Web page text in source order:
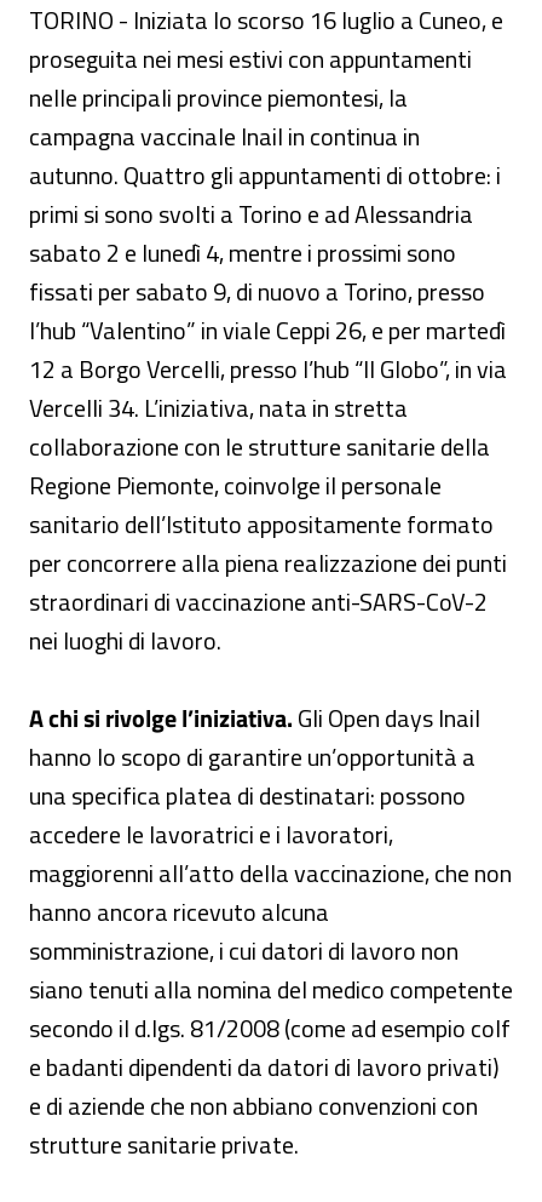
TORINO - Iniziata lo scorso 16 luglio a Cuneo, e
proseguita nei mesi estivi con appuntamenti
nelle principali province piemontesi, la
campagna vaccinale Inail in continua in
autunno. Quattro gli appuntamenti di ottobre: i
primi si sono svolti a Torino e ad Alessandria
sabato 2 e lunedì 4, mentre i prossimi sono
fissati per sabato 9, di nuovo a Torino, presso
l’hub “Valentino” in viale Ceppi 26, e per martedì
12 a Borgo Vercelli, presso l’hub “Il Globo”, in via
Vercelli 34. L’iniziativa, nata in stretta
collaborazione con le strutture sanitarie della
Regione Piemonte, coinvolge il personale
sanitario dell’Istituto appositamente formato
per concorrere alla piena realizzazione dei punti
straordinari di vaccinazione anti-SARS-CoV-2
nei luoghi di lavoro.
A chi si rivolge l’iniziativa.Gli Open days Inail
hanno lo scopo di garantire un’opportunità a
una specifica platea di destinatari: possono
accedere le lavoratrici e i lavoratori,
maggiorenni all’atto della vaccinazione, che non
hanno ancora ricevuto alcuna
somministrazione, i cui datori di lavoro non
siano tenuti alla nomina del medico competente
secondo il d.lgs. 81/2008 (come ad esempio colf
e badanti dipendenti da datori di lavoro privati)
e di aziende che non abbiano convenzioni con
strutture sanitarie private.